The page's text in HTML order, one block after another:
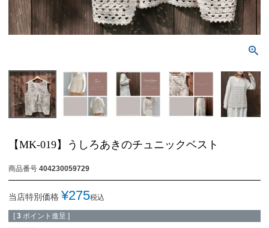
【MK-019】うしろあきのチュニックベスト
商品番号 404230059729
当店特別価格 ¥275税込
[ 3 ポイント進呈 ]